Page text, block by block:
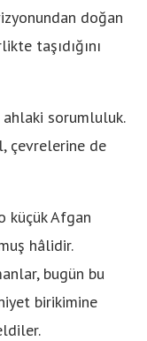
doğan
taşıdığını
sorumluluk.
çevrelerine de
küçük Afgan
hâlidir.
bugün bu
birikimine